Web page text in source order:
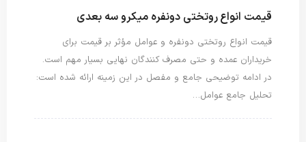
قیمت انواع روتختی دونفره میکرو سه بعدی
قیمت انواع روتختی دونفره و عوامل مؤثر بر قیمت برای
خریداران عمده و حتی مصرف کنندگان نهایی بسیار مهم است.
در ادامه توضیحی جامع و مفصل در این زمینه ارائه شده است:
تحلیل جامع عوامل…